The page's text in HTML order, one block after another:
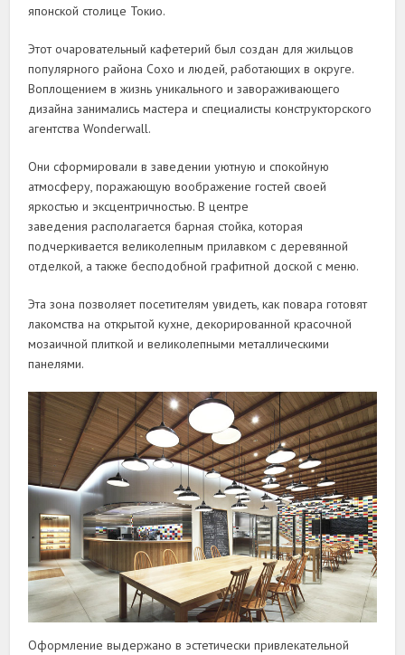
японской столице Токио.
Этот очаровательный кафетерий был создан для жильцов
популярного района Сохо и людей, работающих в округе.
Воплощением в жизнь уникального и завораживающего
дизайна занимались мастера и специалисты конструкторского
агентства Wonderwall.
Они сформировали в заведении уютную и спокойную
атмосферу, поражающую воображение гостей своей
яркостью и эксцентричностью. В центре
заведения располагается барная стойка, которая
подчеркивается великолепным прилавком с деревянной
отделкой, а также бесподобной графитной доской с меню.
Эта зона позволяет посетителям увидеть, как повара готовят
лакомства на открытой кухне, декорированной красочной
мозаичной плиткой и великолепными металлическими
панелями.
Оформление выдержано в эстетически привлекательной